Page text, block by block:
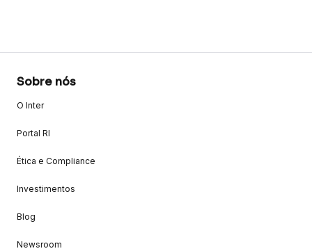
Sobre nós
O Inter
Portal RI
Ética e Compliance
Investimentos
Blog
Newsroom